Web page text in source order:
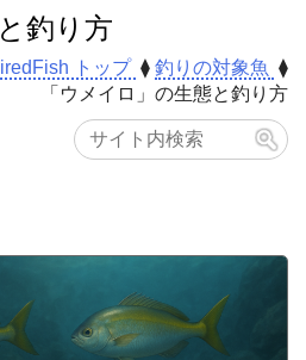
釣り方
トップ ⧫ 釣りの対象魚 ⧫
「ウメイロ」の生態と釣り方